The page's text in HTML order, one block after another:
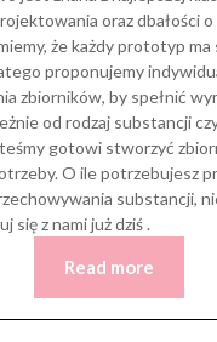
oraz dbałości
że każdy prototyp
proponujemy
zbiorników, by spełnić
od rodzaj substancji
gotowi stworzyć
O ile potrzebujesz
substancji,
się z nami już dziś .
Read more